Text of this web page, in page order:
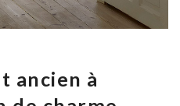
ancien à